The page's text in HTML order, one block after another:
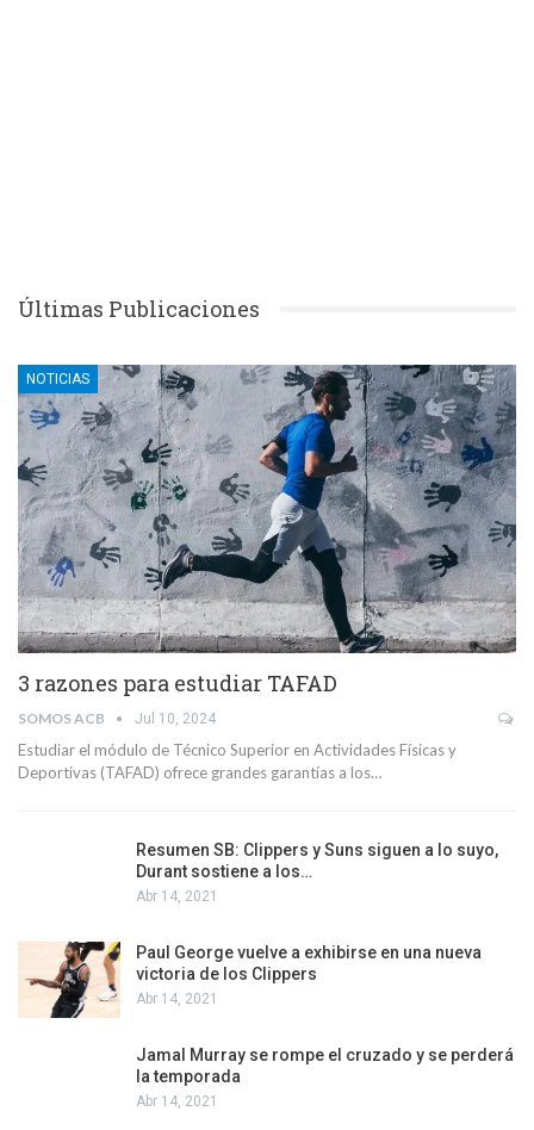
Últimas Publicaciones
NOTICIAS
3 razones para estudiar TAFAD
SOMOS ACB Jul 10, 2024
Estudiar el módulo de Técnico Superior en Actividades Físicas y
Deportivas (TAFAD) ofrece grandes garantías a los…
Resumen SB: Clippers y Suns siguen a lo suyo,
Durant sostiene a los…
Abr 14, 2021
Paul George vuelve a exhibirse en una nueva
victoria de los Clippers
Abr 14, 2021
Jamal Murray se rompe el cruzado y se perderá
la temporada
Abr 14, 2021